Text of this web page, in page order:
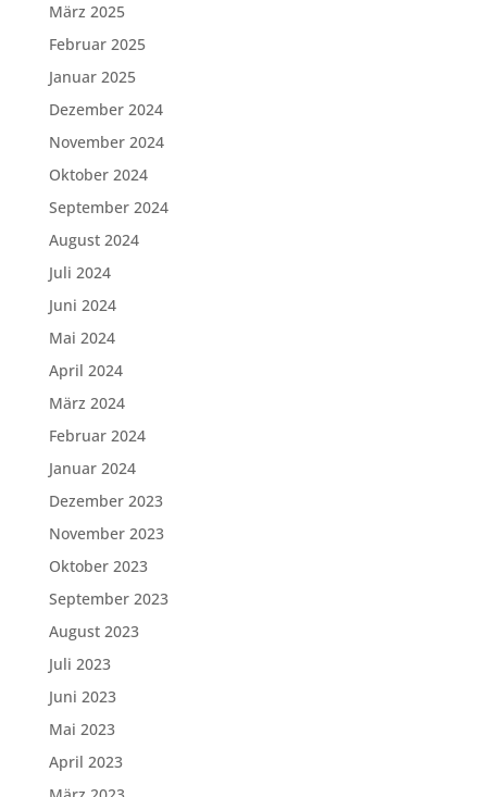
März 2025
Februar 2025
Januar 2025
Dezember 2024
November 2024
Oktober 2024
September 2024
August 2024
Juli 2024
Juni 2024
Mai 2024
April 2024
März 2024
Februar 2024
Januar 2024
Dezember 2023
November 2023
Oktober 2023
September 2023
August 2023
Juli 2023
Juni 2023
Mai 2023
April 2023